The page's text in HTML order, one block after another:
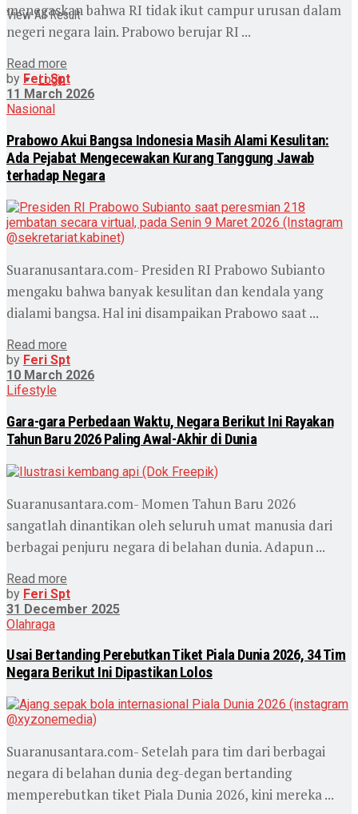
View All Result
Login
menegaskan bahwa RI tidak ikut campur urusan dalam
negeri negara lain. Prabowo berujar RI ...
Read more
by Feri Spt
11 March 2026
Nasional
Prabowo Akui Bangsa Indonesia Masih Alami Kesulitan:
Ada Pejabat Mengecewakan Kurang Tanggung Jawab
terhadap Negara
Suaranusantara.com- Presiden RI Prabowo Subianto
mengaku bahwa banyak kesulitan dan kendala yang
dialami bangsa. Hal ini disampaikan Prabowo saat ...
Read more
by Feri Spt
10 March 2026
Lifestyle
Gara-gara Perbedaan Waktu, Negara Berikut Ini Rayakan
Tahun Baru 2026 Paling Awal-Akhir di Dunia
Suaranusantara.com- Momen Tahun Baru 2026
sangatlah dinantikan oleh seluruh umat manusia dari
berbagai penjuru negara di belahan dunia. Adapun ...
Read more
by Feri Spt
31 December 2025
Olahraga
Usai Bertanding Perebutkan Tiket Piala Dunia 2026, 34 Tim
Negara Berikut Ini Dipastikan Lolos
Suaranusantara.com- Setelah para tim dari berbagai
negara di belahan dunia deg-degan bertanding
memperebutkan tiket Piala Dunia 2026, kini mereka ...